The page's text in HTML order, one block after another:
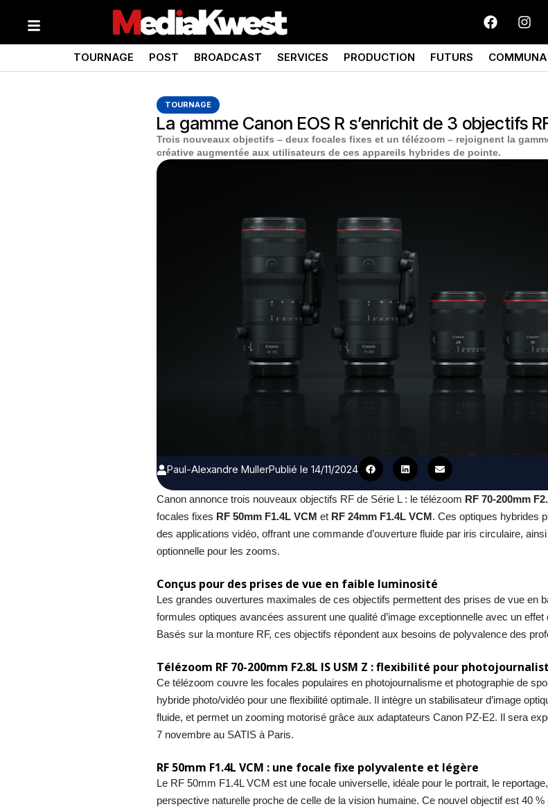
TOURNAGE POST BROADCAST SERVICES PRODUCTION FUTURS
TOURNAGE
La gamme Canon EOS R s’enrichit de 3 objectifs
Trois nouveaux objectifs – deux focales fixes et un télézoom – rejoignent la
créative augmentée aux utilisateurs de ces appareils hybrides de pointe.
Paul-Alexandre MullerPublié le 14/11/2024
Canon annonce trois nouveaux objectifs RF de Série L : le télézoom RF 70-200mm
focales fixes RF 50mm F1.4L VCM et RF 24mm F1.4L VCM. Ces optiques hybrides
des applications vidéo, offrant une commande d’ouverture fluide par iris circulaire,
optionnelle pour les zooms.
Conçus pour des prises de vue en faible luminosité
Les grandes ouvertures maximales de ces objectifs permettent des prises de vue en
formules optiques avancées assurent une qualité d’image exceptionnelle avec un
Basés sur la monture RF, ces objectifs répondent aux besoins de polyvalence des
Télézoom RF 70-200mm F2.8L IS USM Z : flexibilité pour
Ce télézoom couvre les focales populaires en photojournalisme et photographie de
hybride photo/vidéo pour une flexibilité optimale. Il intègre un stabilisateur d’image
fluide, et permet un zooming motorisé grâce aux adaptateurs Canon PZ-E2. Il sera
7 novembre au SATIS à Paris.
RF 50mm F1.4L VCM : une focale fixe polyvalente et légère
Le RF 50mm F1.4L VCM est une focale universelle, idéale pour le portrait, le
perspective naturelle proche de celle de la vision humaine. Ce nouvel objectif est 40